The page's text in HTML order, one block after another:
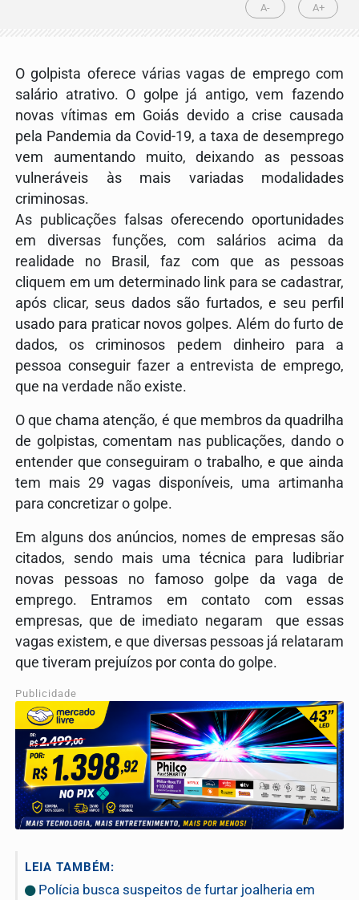
A- A+
O golpista oferece várias vagas de emprego com
salário atrativo. O golpe já antigo, vem fazendo
novas vítimas em Goiás devido a crise causada
pela Pandemia da Covid-19, a taxa de desemprego
vem aumentando muito, deixando as pessoas
vulneráveis às mais variadas modalidades
criminosas.
As publicações falsas oferecendo oportunidades
em diversas funções, com salários acima da
realidade no Brasil, faz com que as pessoas
cliquem em um determinado link para se cadastrar,
após clicar, seus dados são furtados, e seu perfil
usado para praticar novos golpes. Além do furto de
dados, os criminosos pedem dinheiro para a
pessoa conseguir fazer a entrevista de emprego,
que na verdade não existe.
O que chama atenção, é que membros da quadrilha
de golpistas, comentam nas publicações, dando o
entender que conseguiram o trabalho, e que ainda
tem mais 29 vagas disponíveis, uma artimanha
para concretizar o golpe.
Em alguns dos anúncios, nomes de empresas são
citados, sendo mais uma técnica para ludibriar
novas pessoas no famoso golpe da vaga de
emprego. Entramos em contato com essas
empresas, que de imediato negaram que essas
vagas existem, e que diversas pessoas já relataram
que tiveram prejuízos por conta do golpe.
Publicidade
LEIA TAMBÉM:
Polícia busca suspeitos de furtar joalheria em